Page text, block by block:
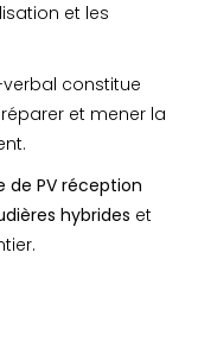
et les
constitue
et mener la
PV réception
hybrides et